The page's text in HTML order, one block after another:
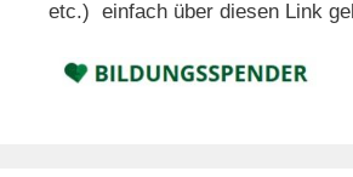
etc.) einfach über diesen Link